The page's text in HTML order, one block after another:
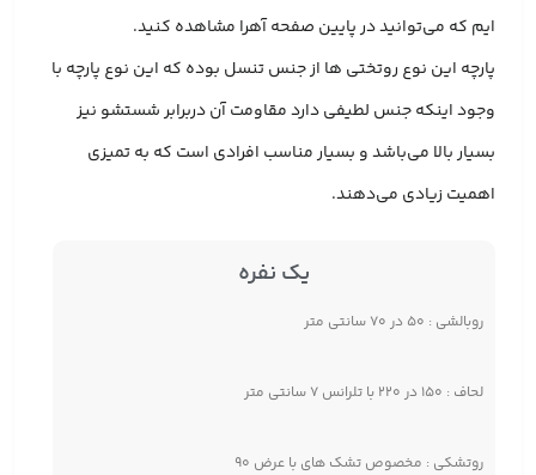
ایم که می‌توانید در پایین صفحه آهرا مشاهده کنید.
پارچه این نوع روتختی ها از جنس تنسل بوده که این نوع پارچه با
وجود اینکه جنس لطیفی دارد مقاومت آن دربرابر شستشو نیز
بسیار بالا می‌باشد و بسیار مناسب افرادی است که به تمیزی
اهمیت زیادی می‌دهند.
یک نفره
روبالشی : ۵۰ در ۷۰ سانتی متر
لحاف : ۱۵۰ در ۲۲۰ با تلرانس ۷ سانتی متر
روتشکی : مخصوص تشک های با عرض ۹۰